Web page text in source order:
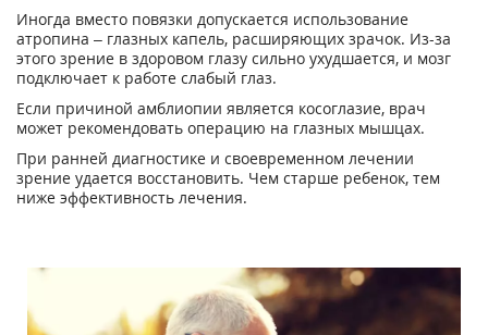
Иногда вместо повязки допускается использование
атропина – глазных капель, расширяющих зрачок. Из-за
этого зрение в здоровом глазу сильно ухудшается, и мозг
подключает к работе слабый глаз.
Если причиной амблиопии является косоглазие, врач
может рекомендовать операцию на глазных мышцах.
При ранней диагностике и своевременном лечении
зрение удается восстановить. Чем старше ребенок, тем
ниже эффективность лечения.